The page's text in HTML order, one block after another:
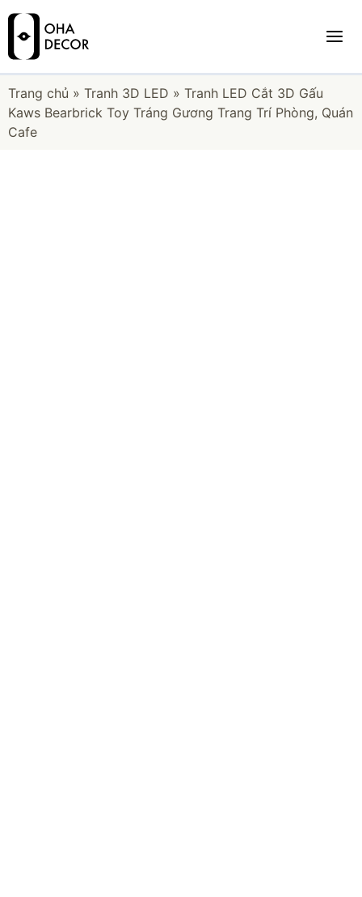
Trang chủ » Tranh 3D LED » Tranh LED Cắt 3D Gấu
Kaws Bearbrick Toy Tráng Gương Trang Trí Phòng, Quán
Cafe